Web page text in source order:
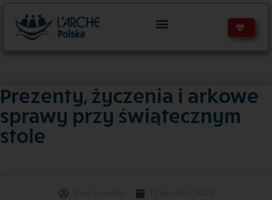
Prezenty, życzenia i arkowe
sprawy przy świątecznym
stole
17 grudnia, 2022